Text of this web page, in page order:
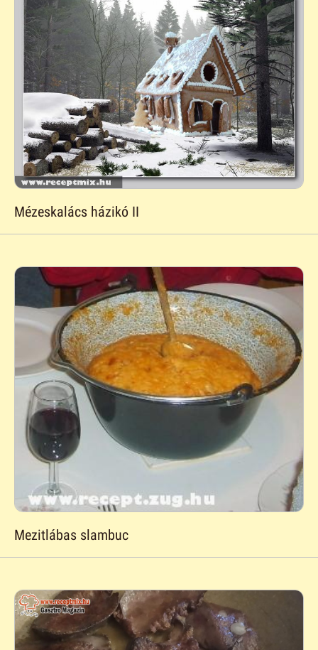
Mézeskalács házikó II
Mezitlábas slambuc